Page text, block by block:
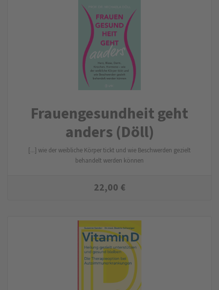
Frauengesundheit geht
anders (Döll)
[...] wie der weibliche Körper tickt und wie Beschwerden gezielt
behandelt werden können
22,00 €